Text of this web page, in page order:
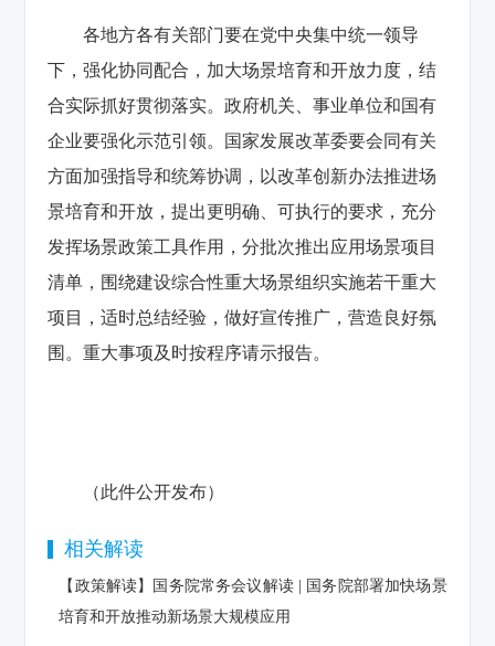
各地方各有关部门要在党中央集中统一领导
下，强化协同配合，加大场景培育和开放力度，结
合实际抓好贯彻落实。政府机关、事业单位和国有
企业要强化示范引领。国家发展改革委要会同有关
方面加强指导和统筹协调，以改革创新办法推进场
景培育和开放，提出更明确、可执行的要求，充分
发挥场景政策工具作用，分批次推出应用场景项目
清单，围绕建设综合性重大场景组织实施若干重大
项目，适时总结经验，做好宣传推广，营造良好氛
围。重大事项及时按程序请示报告。
（此件公开发布）
相关解读
【政策解读】国务院常务会议解读 | 国务院部署加快场景
培育和开放推动新场景大规模应用